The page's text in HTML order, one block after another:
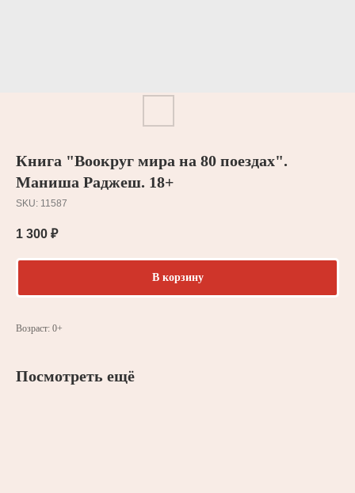
Книга "Воокруг мира на 80 поездах".
Маниша Раджеш. 18+
SKU: 11587
1 300 ₽
В корзину
Возраст: 0+
Посмотреть ещё